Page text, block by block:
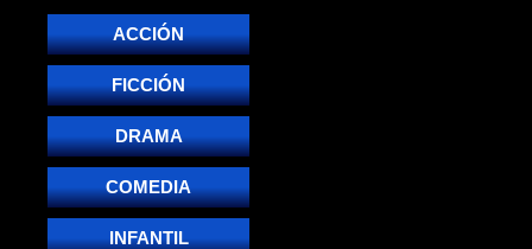
ACCIÓN
FICCIÓN
DRAMA
COMEDIA
INFANTIL